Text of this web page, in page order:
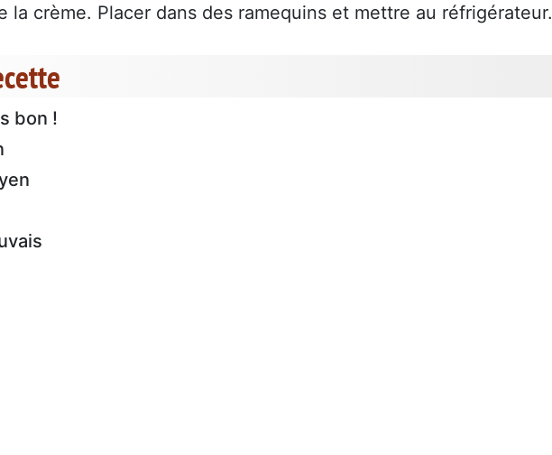
la crème. Placer dans des ramequins et mettre au réfrigérateur.
bon !